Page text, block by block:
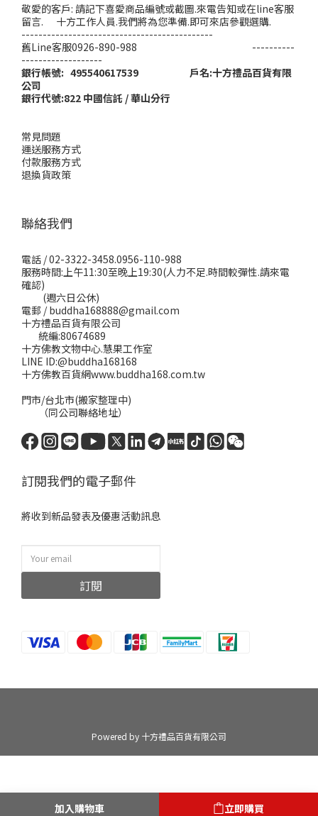
加入購物車 立即購買
敬愛的客戶: 請記下喜愛商品編號或截圖.來電告知或在line客服
留言. 十方工作人員.我們將為您準備.即可來店參觀選購.
---------------------------------------------
舊Line客服0926-890-988 ----------
-------------------
銀行帳號: 495540617539 戶名:十方禮品百貨有限
公司
銀行代號:822 中國信託 / 華山分行
常見問題
運送服務方式
付款服務方式
退換貨政策
聯絡我們
電話 / 02-3322-3458.0956-110-988
服務時間:上午11:30至晚上19:30(人力不足.時間較彈性.請來電
確認)
(週六日公休)
電郵 / buddha168888@gmail.com
十方禮品百貨有限公司
統編:80674689
十方佛教文物中心.慧果工作室
LINE ID:@buddha168168
十方佛教百貨網www.buddha168.com.tw
門市/台北市(搬家整理中)
（同公司聯絡地址）
訂閱我們的電子郵件
將收到新品發表及優惠活動訊息
訂閱
Powered by 十方禮品百貨有限公司